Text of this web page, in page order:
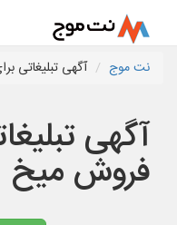
نت موج آگهی تبلیغاتی
آگهی
فروش میخ